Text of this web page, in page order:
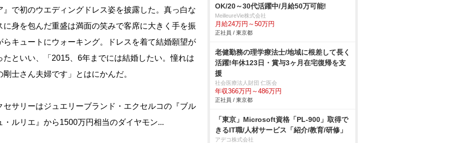
』で初のウエディングドレス姿を披露した。真っ白な
に身を包んだ重盛は満面の笑みで客席に大きく手を振
らキュートにウォーキング。ドレスを着て結婚願望が
たといい、「2015、6年までには結婚したい。憧れは
剛士さん夫婦です」とはにかんだ。
サリーはジュエリーブランド・エクセルコの『ブル
・ルリエ』から1500万円相当のダイヤモン...
OK/20～30代活躍中/月給50万可能!
MeilleureVie株式会社
月給24万円～50万円
正社員 / 東京都
老健勤務の理学療法士/地域に根差して長く
活躍!年休123日・賞与3ヶ月在宅復帰を支
援
社会医療法人財団 仁医会
年収366万円～486万円
正社員 / 東京都
「東京」Microsoft資格「PL-900」取得で
きるIT職/人材サービス「紹介/教育/研修」
アデコ株式会社